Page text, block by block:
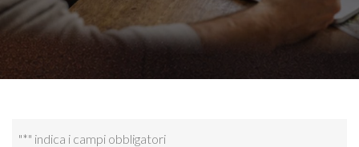
"*" indica i campi obbligatori